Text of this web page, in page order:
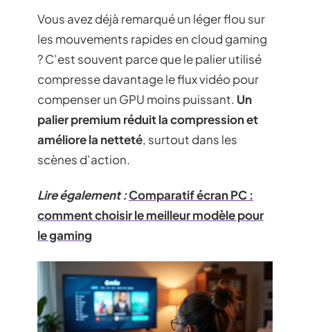
Vous avez déjà remarqué un léger flou sur
les mouvements rapides en cloud gaming
? C’est souvent parce que le palier utilisé
compresse davantage le flux vidéo pour
compenser un GPU moins puissant. Un
palier premium réduit la compression et
améliore la netteté, surtout dans les
scènes d’action.
Lire également :Comparatif écran PC :
comment choisir le meilleur modèle pour
le gaming